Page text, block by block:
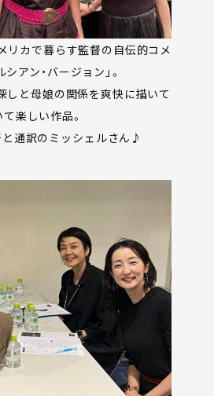
リカで暮らす監督の自伝的コメ
シアン・バージョン」。
しと母娘の関係を爽快に描いて
て楽しい作品。
と通訳のミッシェルさん♪